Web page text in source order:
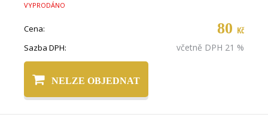
VYPRODÁNO
Cena: 80 Kč
Sazba DPH: včetně DPH 21 %
NELZE OBJEDNAT